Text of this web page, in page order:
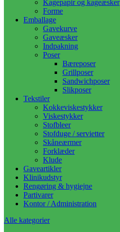
Kagepapir og kageæsker
Forme
Emballage
Gavekurve
Gaveæsker
Indpakning
Poser
Bæreposer
Grillposer
Sandwichposer
Slikposer
Tekstiler
Kokkeviskestykker
Viskestykker
Stofbleer
Stofduge / servietter
Skåneærmer
Forklæder
Klude
Gaveartikler
Klinikudstyr
Rengøring & hygiejne
Partivarer
Kontor / Administration
Alle kategorier